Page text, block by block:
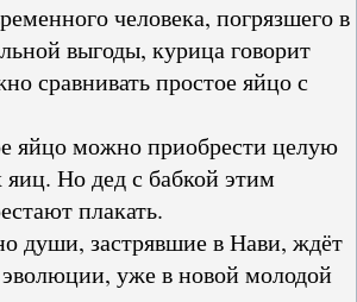
человека, погрязшего в
выгоды, курица говорит
сравнивать простое яйцо с
можно приобрести целую
Но дед с бабкой этим
плакать.
застрявшие в Нави, ждёт
уже в новой молодой